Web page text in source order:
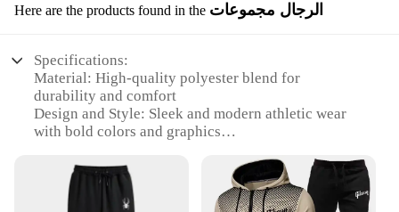
Here are the products found in the الرجال مجموعات
Specifications:
Material: High-quality polyester blend for
durability and comfort
Design and Style: Sleek and modern athletic wear
with bold colors and graphics
workouts, and casual wear
Performance and Property: Breathable fabric to
keep you cool during intense exercise